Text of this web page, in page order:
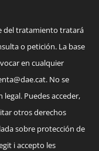
del tratamiento tratará
o petición. La base
en cualquier
. No se
Puedes acceder,
otros derechos
sobre protección de
i accepto les